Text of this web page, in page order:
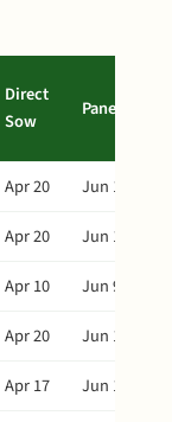
Direct
Sow
Panen
Apr 20
Jun 19
Apr 20
Jun 19
Apr 10
Jun 9
Apr 20
Jun 19
Apr 17
Jun 16